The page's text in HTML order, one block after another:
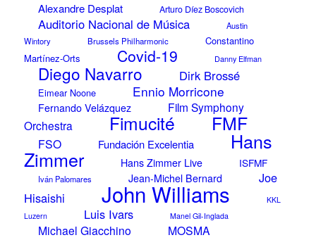
Alexandre Desplat Arturo Díez Boscovich
Auditorio Nacional de Música
Austin
Wintory
Brussels Philharmonic
Constantino
Martínez-Orts
Covid-19 Danny Elfman
Diego Navarro Dirk Brossé
Eimear Noone Ennio Morricone
Fernando Velázquez
Film Symphony
Orchestra
Fimucité FMF
FSO Fundación Excelentia Hans
Zimmer Hans Zimmer Live ISFMF
Iván Palomares Jean-Michel Bernard
Joe
Hisaishi
John Williams
KKL
Luzern
Luis Ivars Manel Gil-Inglada
Michael Giacchino MOSMA